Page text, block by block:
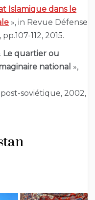
Islamique dans le
», in Revue Défense
112, 2015.
Le quartier ou
national »,
soviétique, 2002,